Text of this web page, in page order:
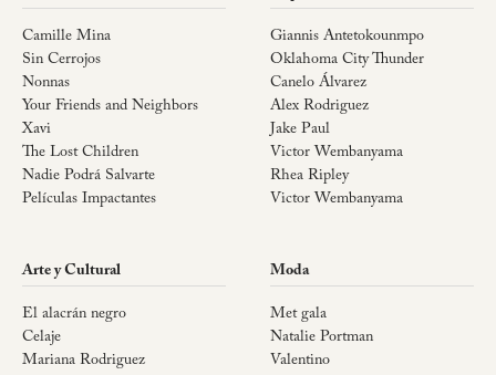
Camille Mina
Sin Cerrojos
Nonnas
Your Friends and Neighbors
Xavi
The Lost Children
Nadie Podrá Salvarte
Películas Impactantes
Giannis Antetokounmpo
Oklahoma City Thunder
Canelo Álvarez
Alex Rodriguez
Jake Paul
Victor Wembanyama
Rhea Ripley
Victor Wembanyama
Arte y Cultural
El alacrán negro
Celaje
Mariana Rodriguez
Moda
Met gala
Natalie Portman
Valentino